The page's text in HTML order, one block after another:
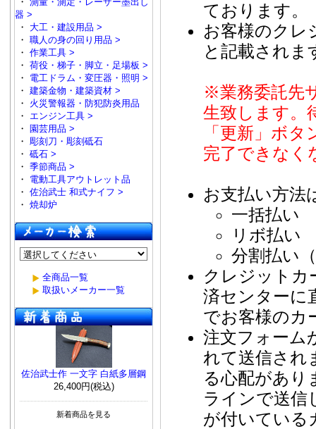
器 >
・ 大工・建設用品 >
・ 職人の身の回り用品 >
・ 作業工具 >
・ 荷役・梯子・脚立・足場板 >
・ 電工ドラム・変圧器・照明 >
・ 建築金物・建築資材 >
・ 火災警報器・防犯防炎用品
・ エンジン工具 >
・ 園芸用品 >
・ 彫刻刀・彫刻砥石
・ 砥石 >
・ 季節商品 >
・ 電動工具アウトレット品
・ 佐治武士 和式ナイフ >
・ 焼却炉
全商品一覧
取扱いメーカー一覧
佐治武士作 一文字 白紙多層鋼
26,400円(税込)
新着商品を見る
ております。
お客様のクレ
と記載されま
※業務委託先
生致します。
「更新」ボ
完了できなく
お支払い方法
一括払い
リボ払い
分割払い
クレジットカ
済センターに
でお客様のカ
注文フォーム
れて送信され
る心配があり
ラインで送信
が付いている